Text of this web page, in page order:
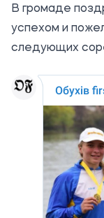
В громаде
успехом и
следующих